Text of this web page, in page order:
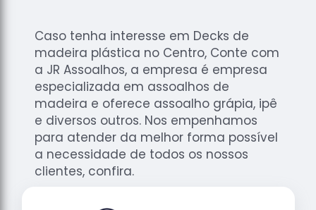
Caso tenha interesse em Decks de
madeira plástica no Centro, Conte com
a JR Assoalhos, a empresa é empresa
especializada em assoalhos de
madeira e oferece assoalho grápia, ipê
e diversos outros. Nos empenhamos
para atender da melhor forma possível
a necessidade de todos os nossos
clientes, confira.